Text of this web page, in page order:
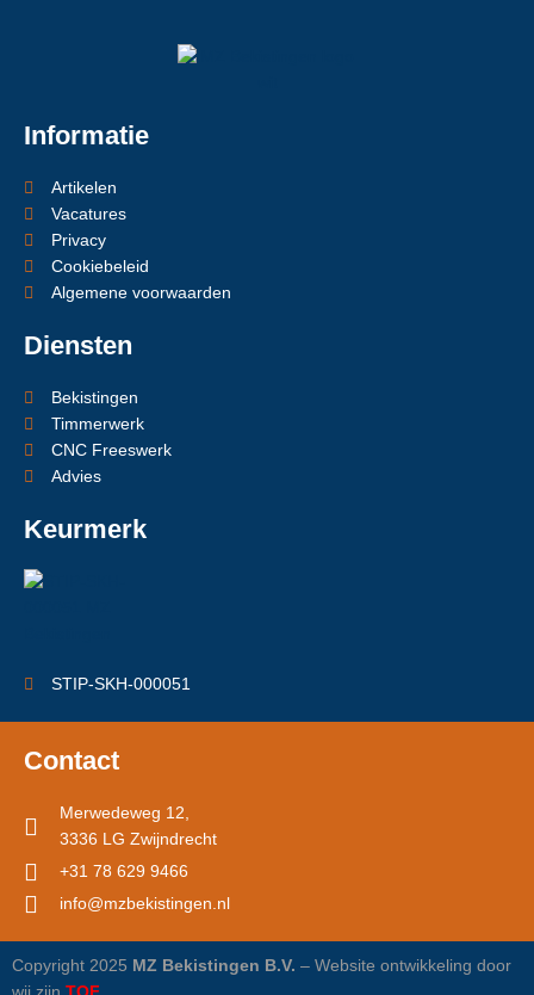
Informatie
Artikelen
Vacatures
Privacy
Cookiebeleid
Algemene voorwaarden
Diensten
Bekistingen
Timmerwerk
CNC Freeswerk
Advies
Keurmerk
STIP-SKH-000051
Contact
Merwedeweg 12,
3336 LG Zwijndrecht
+31 78 629 9466
info@mzbekistingen.nl
Copyright 2025 MZ Bekistingen B.V. – Website ontwikkeling door